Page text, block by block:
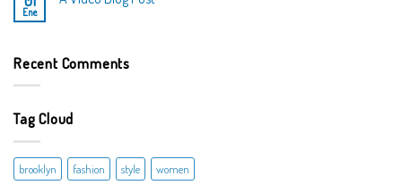
Ene
Recent Comments
Tag Cloud
brooklyn fashion style women